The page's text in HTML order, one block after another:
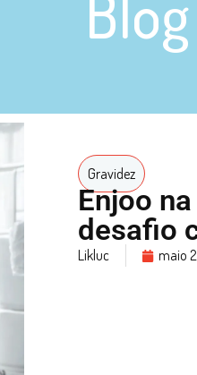
Gravidez
Enjoo
desafio
Likluc maio